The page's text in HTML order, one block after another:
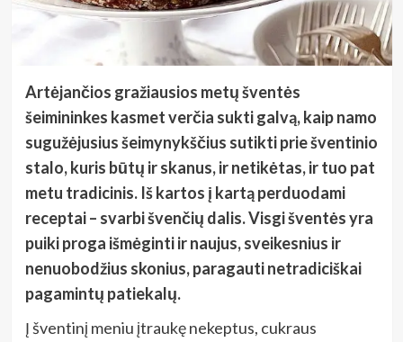
Artėjančios gražiausios metų šventės
šeimininkes kasmet verčia sukti galvą, kaip namo
sugužėjusius šeimynykščius sutikti prie šventinio
stalo, kuris būtų ir skanus, ir netikėtas, ir tuo pat
metu tradicinis. Iš kartos į kartą perduodami
receptai – svarbi švenčių dalis. Visgi šventės yra
puiki proga išmėginti ir naujus, sveikesnius ir
nenuobodžius skonius, paragauti netradiciškai
pagamintų patiekalų.
Į šventinį meniu įtraukę nekeptus, cukraus